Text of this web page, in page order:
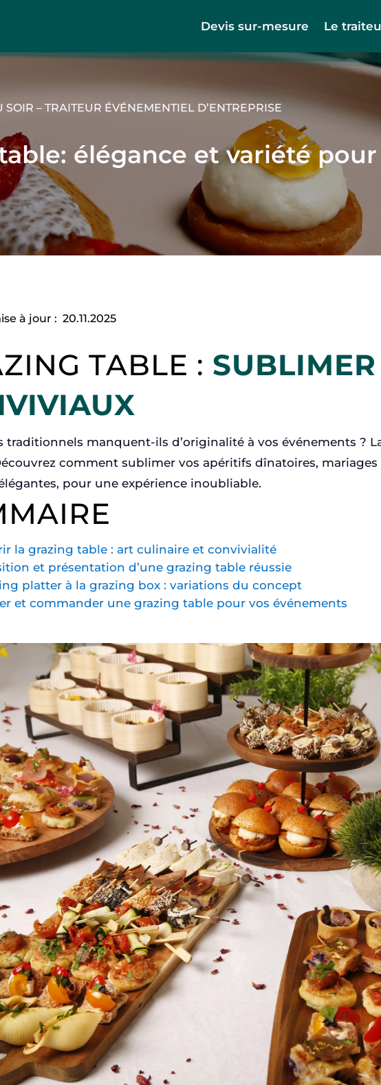
Devis sur-mesure Le
– TRAITEUR ÉVÉNEMENTIEL D’ENTREPRISE
élégance et variété
à jour : 20.11.2025
TABLE :
traditionnels manquent-ils d’originalité à vos événements ?
comment sublimer vos apéritifs dînatoires,
pour une expérience inoubliable.
la grazing table : art culinaire et convivialité
et présentation d’une grazing table réussie
platter à la grazing box : variations du concept
et commander une grazing table pour vos événements